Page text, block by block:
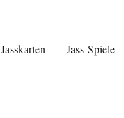
Jasskarten Jass-Spiele